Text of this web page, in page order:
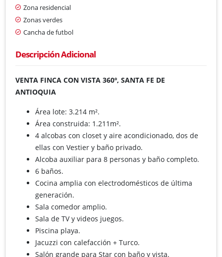
Zona residencial
Zonas verdes
Cancha de futbol
Descripción Adicional
VENTA FINCA CON VISTA 360º, SANTA FE DE
ANTIOQUIA
Área lote: 3.214 m².
Área construida: 1.211 m².
4 alcobas con closet y aire acondicionado, dos de
ellas con Vestier y baño privado.
Alcoba auxiliar para 8 personas y baño completo.
6 baños.
Cocina amplia con electrodomésticos de última
generación.
Sala comedor amplio.
Sala de TV y videos juegos.
Piscina playa.
Jacuzzi con calefacción + Turco.
Salón grande para Star con baño y vista.